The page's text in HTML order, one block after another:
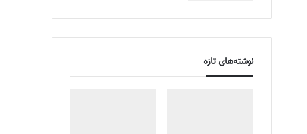
نوشته‌های تازه